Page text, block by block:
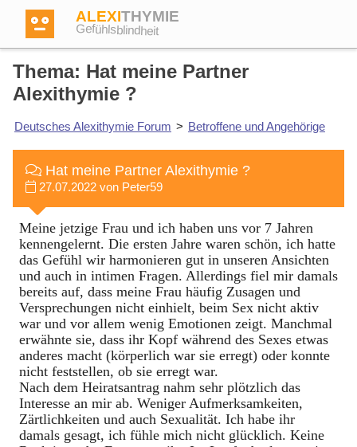
ALEXITHYMIE
Gefühlsblindheit
Anmelden
Test
Dictionary
Forum
Englisch Deutsch
Thema: Hat meine Partner
Alexithymie ?
Deutsches Alexithymie Forum > Betroffene und Angehörige
Hat meine Partner Alexithymie ?
27.07.2022 von Peter59
Meine jetzige Frau und ich haben uns vor 7 Jahren
kennengelernt. Die ersten Jahre waren schön, ich hatte
das Gefühl wir harmonieren gut in unseren Ansichten
und auch in intimen Fragen. Allerdings fiel mir damals
bereits auf, dass meine Frau häufig Zusagen und
Versprechungen nicht einhielt, beim Sex nicht aktiv
war und vor allem wenig Emotionen zeigt. Manchmal
erwähnte sie, dass ihr Kopf während des Sexes etwas
anderes macht (körperlich war sie erregt) oder konnte
nicht feststellen, ob sie erregt war.
Nach dem Heiratsantrag nahm sehr plötzlich das
Interesse an mir ab. Weniger Aufmerksamkeiten,
Zärtlichkeiten und auch Sexualität. Ich habe ihr
damals gesagt, ich fühle mich nicht glücklich. Keine